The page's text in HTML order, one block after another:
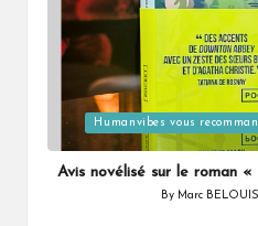
Posted
in
Humanvibes vous
Avis novélisé sur le roman
Posted
By Marc BELOUIS